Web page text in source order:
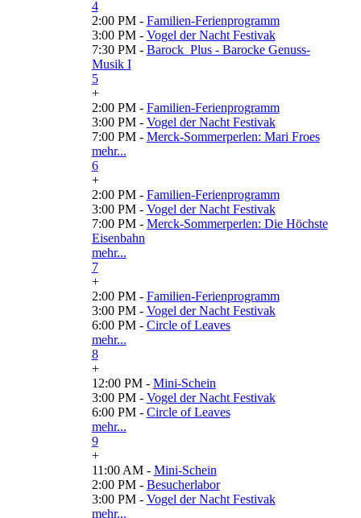
4
2:00 PM - Familien-Ferienprogramm
3:00 PM - Vogel der Nacht Festivak
7:30 PM - Barock_Plus - Barocke Genuss-
Musik I
5
+
2:00 PM - Familien-Ferienprogramm
3:00 PM - Vogel der Nacht Festivak
7:00 PM - Merck-Sommerperlen: Mari Froes
mehr...
6
+
2:00 PM - Familien-Ferienprogramm
3:00 PM - Vogel der Nacht Festivak
7:00 PM - Merck-Sommerperlen: Die Höchste
Eisenbahn
mehr...
7
+
2:00 PM - Familien-Ferienprogramm
3:00 PM - Vogel der Nacht Festivak
6:00 PM - Circle of Leaves
mehr...
8
+
12:00 PM - Mini-Schein
3:00 PM - Vogel der Nacht Festivak
6:00 PM - Circle of Leaves
mehr...
9
+
11:00 AM - Mini-Schein
2:00 PM - Besucherlabor
3:00 PM - Vogel der Nacht Festivak
mehr...